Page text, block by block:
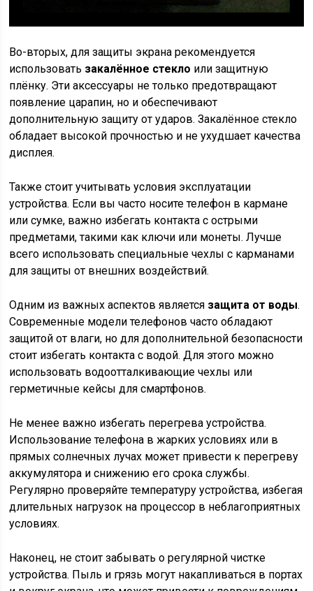
Во-вторых, для защиты экрана рекомендуется
использовать закалённое стекло или защитную
плёнку. Эти аксессуары не только предотвращают
появление царапин, но и обеспечивают
дополнительную защиту от ударов. Закалённое стекло
обладает высокой прочностью и не ухудшает качества
дисплея.
Также стоит учитывать условия эксплуатации
устройства. Если вы часто носите телефон в кармане
или сумке, важно избегать контакта с острыми
предметами, такими как ключи или монеты. Лучше
всего использовать специальные чехлы с карманами
для защиты от внешних воздействий.
Одним из важных аспектов является защита от воды.
Современные модели телефонов часто обладают
защитой от влаги, но для дополнительной безопасности
стоит избегать контакта с водой. Для этого можно
использовать водоотталкивающие чехлы или
герметичные кейсы для смартфонов.
Не менее важно избегать перегрева устройства.
Использование телефона в жарких условиях или в
прямых солнечных лучах может привести к перегреву
аккумулятора и снижению его срока службы.
Регулярно проверяйте температуру устройства, избегая
длительных нагрузок на процессор в неблагоприятных
условиях.
Наконец, не стоит забывать о регулярной чистке
устройства. Пыль и грязь могут накапливаться в портах